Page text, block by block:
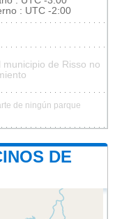
: UTC -2:00
de Risso no
de ningún parque
DE